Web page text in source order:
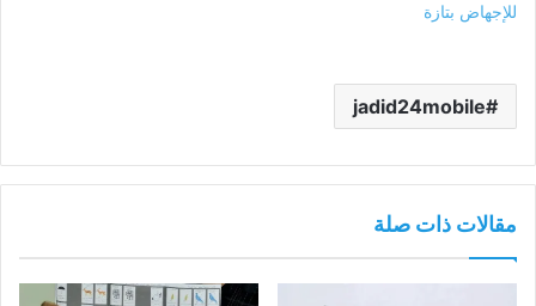
للإجهاض بتازة
jadid24mobile
مقالات ذات صلة